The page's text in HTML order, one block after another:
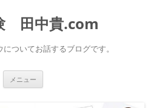
田中貴.com
ついてお話するブログです。
メニュー